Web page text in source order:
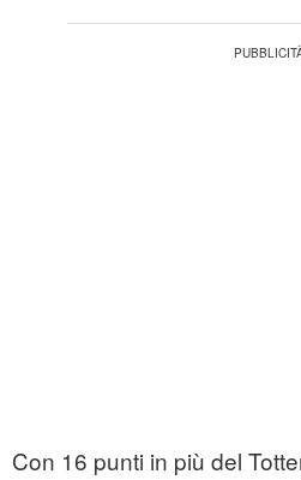
Con 16 punti in più del